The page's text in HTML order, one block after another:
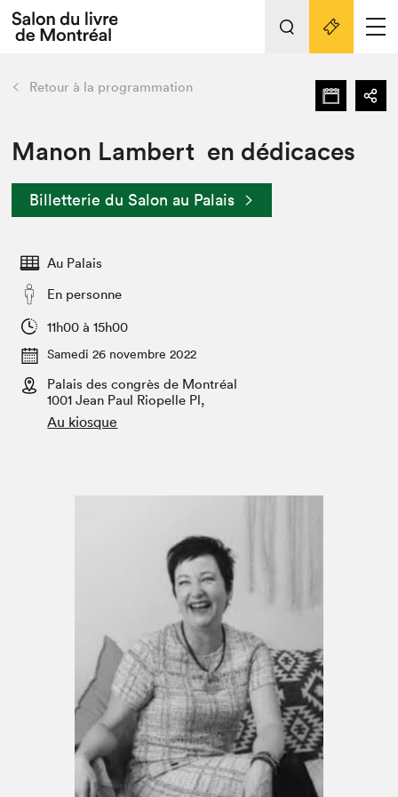
Espace exposant⋅e⋅s
Espace enseignant·e·s
Espace médias
L'événement
Préparer sa visite au Salon
Actualités
SLM PRO
retour Nos activités
Préparer sa visite
Salon dans la ville et en ligne
Projets partenaires
Liens pratiques
Retour à la programmation
Manon Lambert en dédicaces
Billetterie du Salon au Palais
Au Palais
En personne
11h00 à 15h00
Samedi 26 novembre 2022
Palais des congrès de Montréal
1001 Jean Paul Riopelle Pl,
Au kiosque